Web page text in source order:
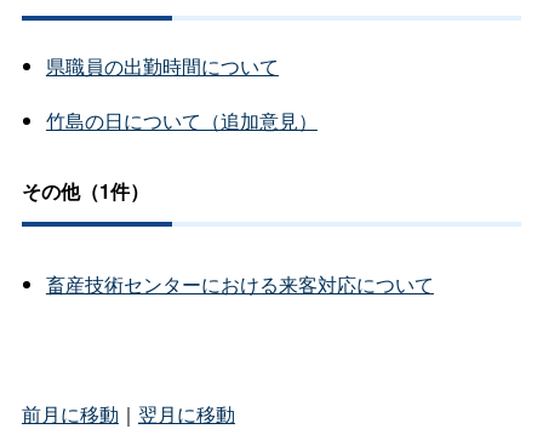
県職員の出勤時間について
竹島の日について（追加意見）
その他（1件）
畜産技術センターにおける来客対応について
前月に移動 ｜ 翌月に移動